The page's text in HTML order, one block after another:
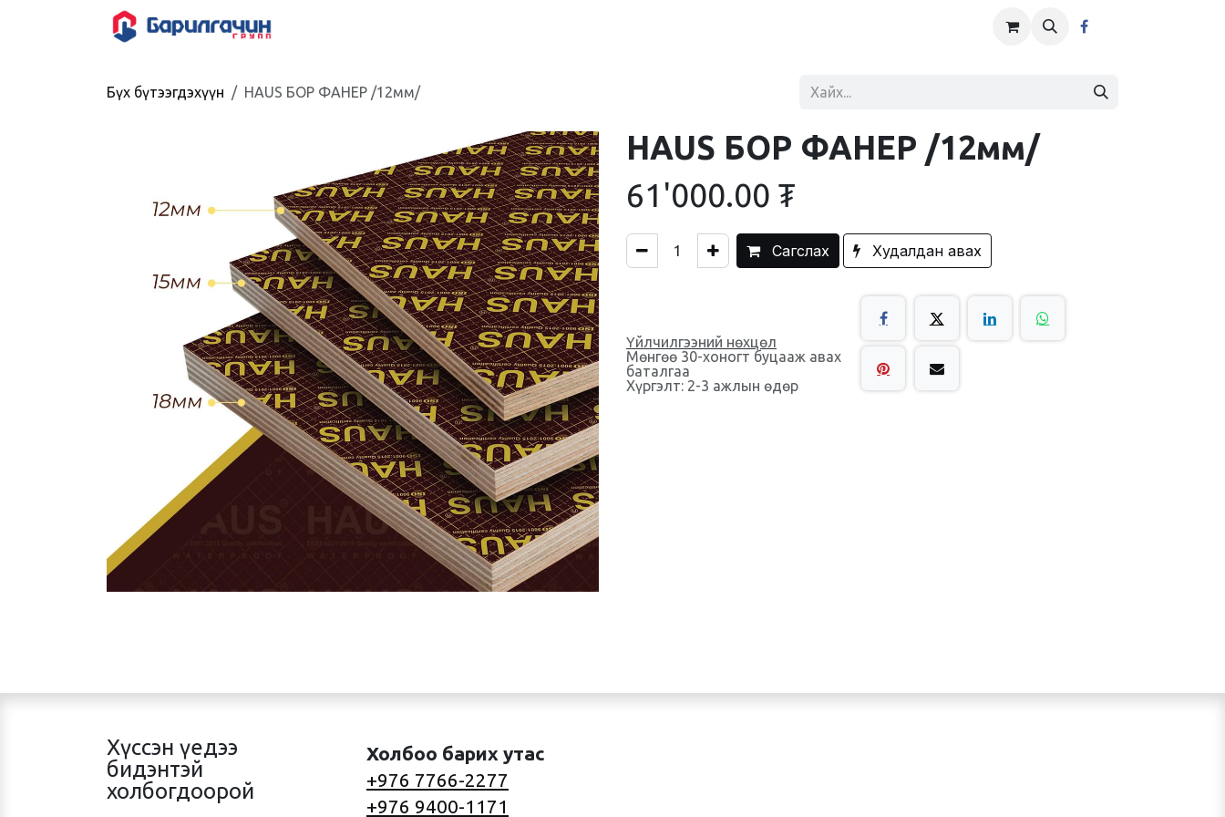
Бүх бүтээгдэхүүн HAUS БОР ФАНЕР /12мм/
HAUS БОР ФАНЕР /12мм/
61'000.00 ₮
Сагслах Худалдан авах
Үйлчилгээний нөхцөл
Мөнгөө 30-хоногт буцааж авах
баталгаа
Хүргэлт: 2-3 ажлын өдөр
Хүссэн үедээ
бидэнтэй
холбогдоорой
Холбоо барих утас
+976 7766-2277
+976 9400-1171